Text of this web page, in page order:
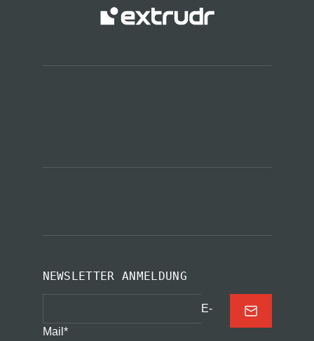
NEWSLETTER ANMELDUNG
E-
Mail *